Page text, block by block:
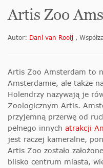
Artis Zoo
Autor: Dani van Rooij ,
Artis Zoo Amsterdam to
Amsterdamie, ale także
Holendrzy nazywają je
Zoologicznym Artis.
przyjemną przerwę od
pełnego innych atrakcji
jest raczej kameralne,
Artis Zoo zostało
blisko centrum miasta,